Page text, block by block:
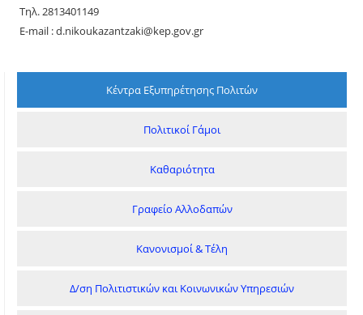
Τηλ. 2813401149
E-mail : d.nikoukazantzaki@kep.gov.gr
Κέντρα Εξυπηρέτησης Πολιτών
Πολιτικοί Γάμοι
Καθαριότητα
Γραφείο Αλλοδαπών
Κανονισμοί & Τέλη
Δ/ση Πολιτιστικών και Κοινωνικών Υπηρεσιών